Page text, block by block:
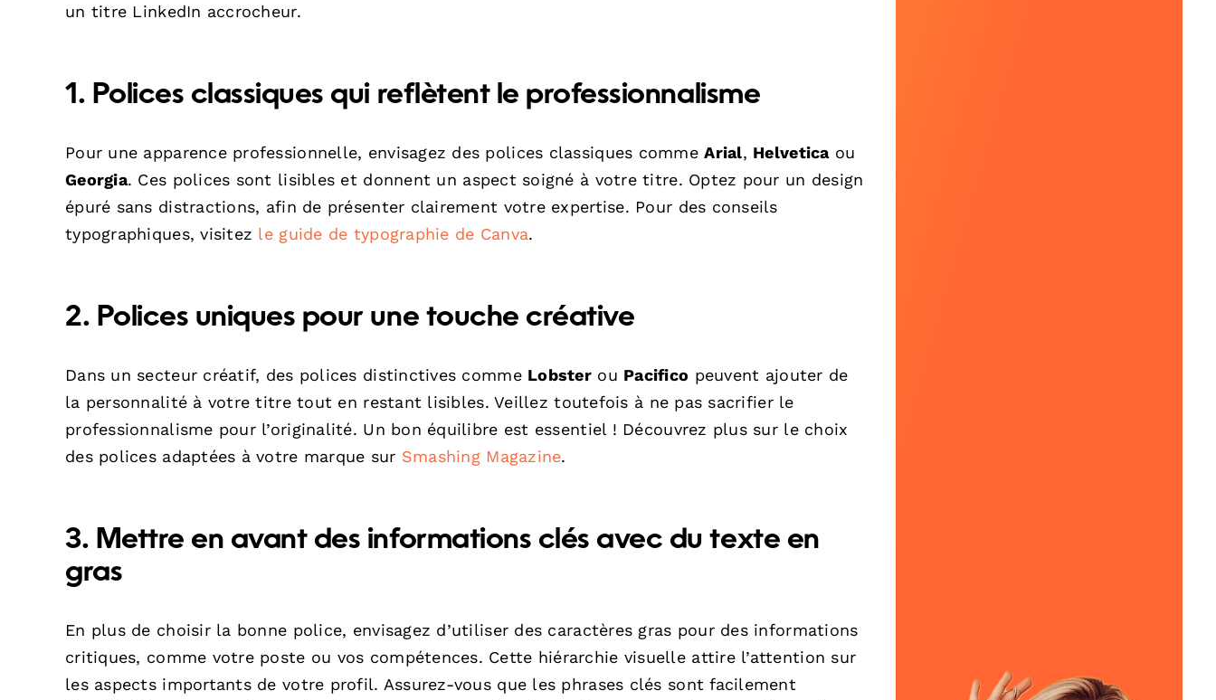
un titre LinkedIn accrocheur.
1. Polices classiques qui reflètent le professionnalisme
Pour une apparence professionnelle, envisagez des polices classiques commeArial, Helveticaou
Georgia. Ces polices sont lisibles et donnent un aspect soigné à votre titre. Optez pour un design
épuré sans distractions, afin de présenter clairement votre expertise. Pour des conseils
typographiques, visitez le guide de typographie de Canva.
2. Polices uniques pour une touche créative
Dans un secteur créatif, des polices distinctives comme Lobster ou Pacifico peuvent ajouter de
la personnalité à votre titre tout en restant lisibles. Veillez toutefois à ne pas sacrifier le
professionnalisme pour l’originalité. Un bon équilibre est essentiel ! Découvrez plus sur le choix
des polices adaptées à votre marque sur Smashing Magazine.
3. Mettre en avant des informations clés avec du texte en
gras
En plus de choisir la bonne police, envisagez d’utiliser des caractères gras pour des informations
critiques, comme votre poste ou vos compétences. Cette hiérarchie visuelle attire l’attention sur
les aspects importants de votre profil. Assurez-vous que les phrases clés sont facilement